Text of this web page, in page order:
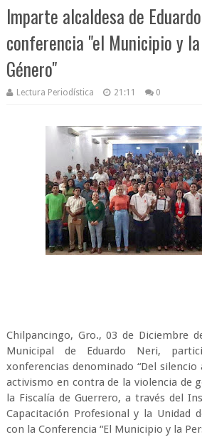
Imparte alcaldesa de
conferencia "el Municipio y
Género"
Lectura Periodística 21:11 0
Chilpancingo, Gro., 03 de Diciembre
Municipal de Eduardo Neri,
xonferencias denominado “Del
activismo en contra de la violencia de
la Fiscalía de Guerrero, a través del
Capacitación Profesional y la Unidad
con la Conferencia “El Municipio y la